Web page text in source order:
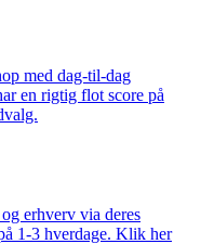
med dag-til-dag
en rigtig flot score på
erhverv via deres
1-3 hverdage. Klik her